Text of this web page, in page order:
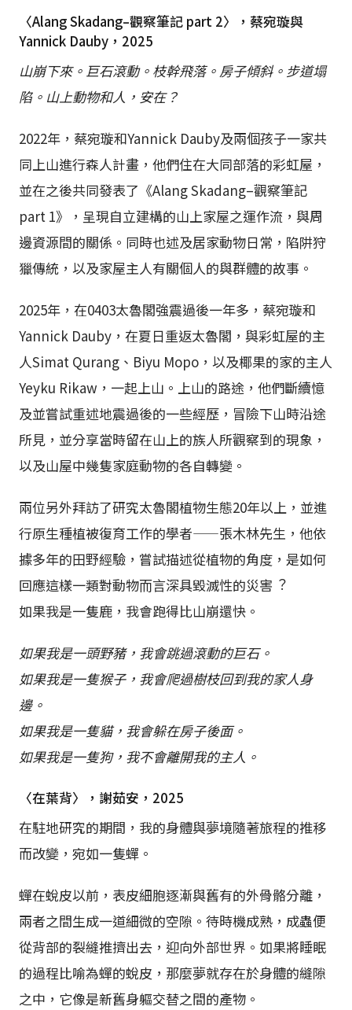
〈Alang Skadang–觀察筆記 part 2〉，蔡宛璇與
Yannick Dauby，2025
山崩下來。巨石滾動。枝幹飛落。房子傾斜。步道塌
陷。山上動物和人，安在？
2022年，蔡宛璇和Yannick Dauby及兩個孩⼦⼀家共
同上山進⾏森⼈計畫，他們住在⼤同部落的彩虹屋，
並在之後共同發表了《Alang Skadang–觀察筆記
part 1》，呈現⾃⽴建構的山上家屋之運作流，與周
邊資源間的關係。同時也述及居家動物⽇常，陷阱狩
獵傳統，以及家屋主⼈有關個⼈的與群體的故事。
2025年，在0403太魯閣強震過後⼀年多，蔡宛璇和
Yannick Dauby，在夏⽇重返太魯閣，與彩虹屋的主
⼈Simat Qurang、Biyu Mopo，以及椰果的家的主⼈
Yeyku Rikaw，⼀起上山。上山的路途，他們斷續憶
及並嘗試重述地震過後的⼀些經歷，冒險下山時沿途
所⾒，並分享當時留在山上的族⼈所觀察到的現象，
以及山屋中幾隻家庭動物的各⾃轉變。
兩位另外拜訪了研究太魯閣植物⽣態20年以上，並進
⾏原⽣種植被復育⼯作的學者——張⽊林先⽣，他依
據多年的⽥野經驗，嘗試描述從植物的角度，是如何
回應這樣⼀類對動物⽽⾔深具毀滅性的災害︖
如果我是一隻鹿，我會跑得比山崩還快。
如果我是一頭野豬，我會跳過滾動的巨石。
如果我是一隻猴子，我會爬過樹枝回到我的家人身
邊。
如果我是一隻貓，我會躲在房子後面。
如果我是一隻狗，我不會離開我的主人。
〈在葉背〉，謝茹安，2025
在駐地研究的期間，我的身體與夢境隨著旅程的推移
而改變，宛如一隻蟬。
蟬在蛻皮以前，表皮細胞逐漸與舊有的外骨骼分離，
兩者之間生成一道細微的空隙。待時機成熟，成蟲便
從背部的裂縫推擠出去，迎向外部世界。如果將睡眠
的過程比喻為蟬的蛻皮，那麼夢就存在於身體的縫隙
之中，它像是新舊身軀交替之間的產物。